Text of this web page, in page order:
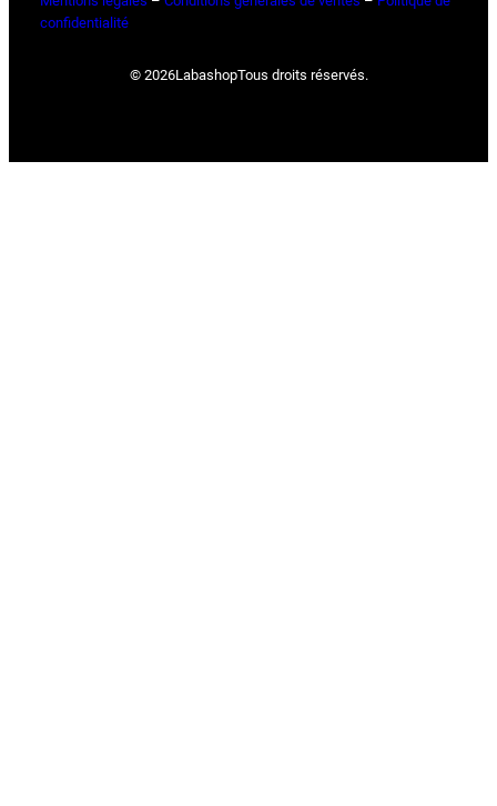
confidentialité
© 2026LabashopTous droits réservés.